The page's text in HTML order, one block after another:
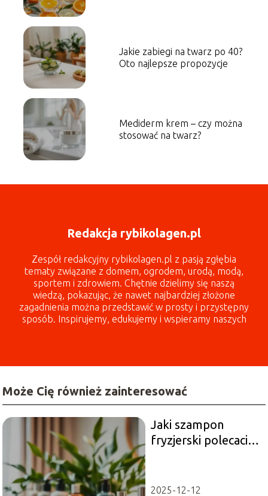
Jakie zabiegi na twarz po 40?
Oto najlepsze propozycje
Mediderm krem – czy można
stosować na twarz?
Redakcja rybikolagen.pl
Zespół redakcyjny rybikolagen.pl z pasją zgłębia
tematy związane z domem, ogrodem, urodą, modą,
sportem i zdrowiem. Chętnie dzielimy się naszą
wiedzą, pokazując, że nawet najbardziej złożone
zagadnienia można przedstawić w prosty i przystępny
sposób. Inspirujemy, edukujemy i wspieramy naszych
Może Cię również zainteresować
Jaki szampon
fryzjerski polecacie?
2025-12-12